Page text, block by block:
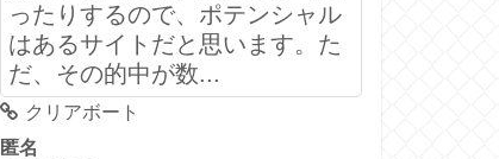
ったりするので、ポテンシャル
はあるサイトだと思います。た
だ、その的中が数...
クリアボート
匿名